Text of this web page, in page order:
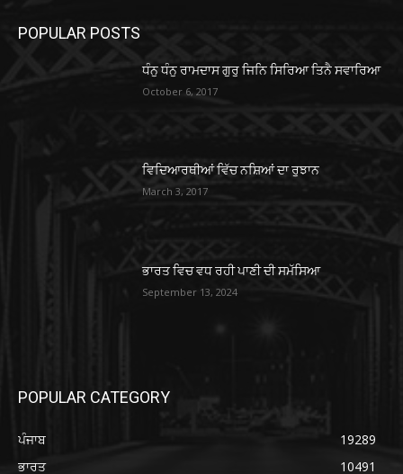
POPULAR POSTS
ਧੰਨੁ ਧੰਨੁ ਰਾਮਦਾਸ ਗੁਰੁ ਜਿਨਿ ਸਿਰਿਆ ਤਿਨੈ ਸਵਾਰਿਆ
October 6, 2017
ਵਿਦਿਆਰਥੀਆਂ ਵਿੱਚ ਨਸ਼ਿਆਂ ਦਾ ਰੁਝਾਨ
March 3, 2017
ਭਾਰਤ ਵਿਚ ਵਧ ਰਹੀ ਪਾਣੀ ਦੀ ਸਮੱਸਿਆ
September 13, 2024
POPULAR CATEGORY
ਪੰਜਾਬ
19289
ਭਾਰਤ
10491